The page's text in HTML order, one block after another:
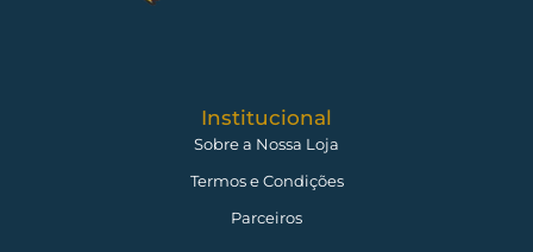
Institucional
Sobre a Nossa Loja
Termos e Condições
Parceiros